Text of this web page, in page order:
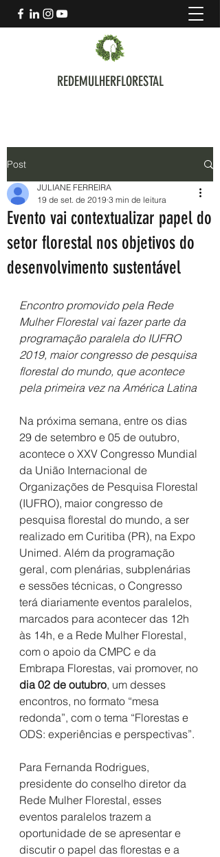
REDEMULHERFLORESTAL
Post
Evento vai contextualizar papel do
setor florestal nos objetivos do
desenvolvimento sustentável
JULIANE FERREIRA
19 de set. de 2019 3 min de leitura
Encontro promovido pela Rede
Mulher Florestal vai fazer parte da
programação paralela do IUFRO
2019, maior congresso de pesquisa
florestal do mundo, que acontece
pela primeira vez na América Latina
Na próxima semana, entre os dias
29 de setembro e 05 de outubro,
acontece o XXV Congresso Mundial
da União Internacional de
Organizações de Pesquisa Florestal
(IUFRO), maior congresso de
pesquisa florestal do mundo, a ser
realizado em Curitiba (PR), na Expo
Unimed. Além da programação
geral, com plenárias, subplenárias
e sessões técnicas, o Congresso
terá diariamente eventos paralelos,
marcados para acontecer das 12h
às 14h, e a Rede Mulher Florestal,
com o apoio da CMPC e da
Embrapa Florestas, vai promover, no
dia 02 de outubro, um desses
encontros, no formato “mesa
redonda”, com o tema “Florestas e
ODS: experiências e perspectivas”.
Para Fernanda Rodrigues,
presidente do conselho diretor da
Rede Mulher Florestal, esses
eventos paralelos trazem a
oportunidade de se apresentar e
discutir o papel das florestas e a